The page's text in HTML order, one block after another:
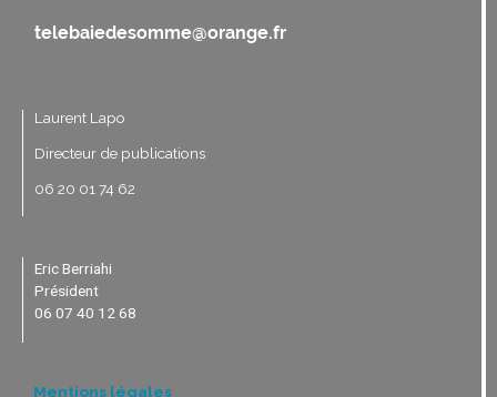
Laurent Lapo
Directeur de publications
06 20 01 74 62
Eric Berriahi
Président
06 07 40 12 68
Mentions légales